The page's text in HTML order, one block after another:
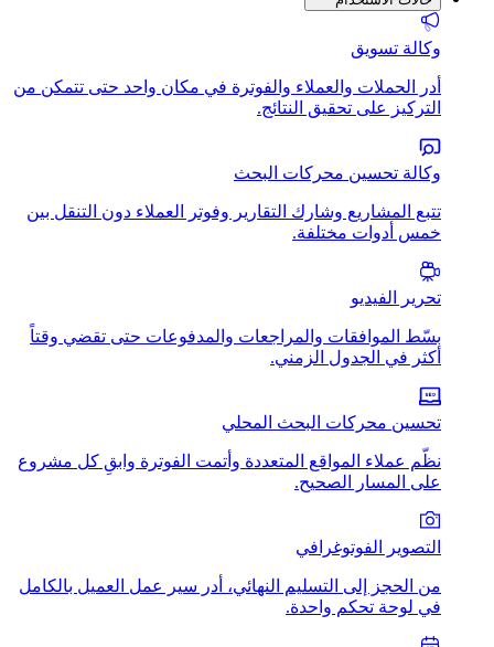
وكالة تسويق
أدر الحملات والعملاء والفوترة في مكان واحد حتى تتمكن من
التركيز على تحقيق النتائج.
وكالة تحسين محركات البحث
تتبع المشاريع وشارك التقارير وفوتر العملاء دون التنقل بين
خمس أدوات مختلفة.
تحرير الفيديو
بسّط الموافقات والمراجعات والمدفوعات حتى تقضي وقتاً
أكثر في الجدول الزمني.
تحسين محركات البحث المحلي
نظّم عملاء المواقع المتعددة وأتمت الفوترة وابقِ كل مشروع
على المسار الصحيح.
التصوير الفوتوغرافي
من الحجز إلى التسليم النهائي، أدر سير عمل العميل بالكامل
في لوحة تحكم واحدة.